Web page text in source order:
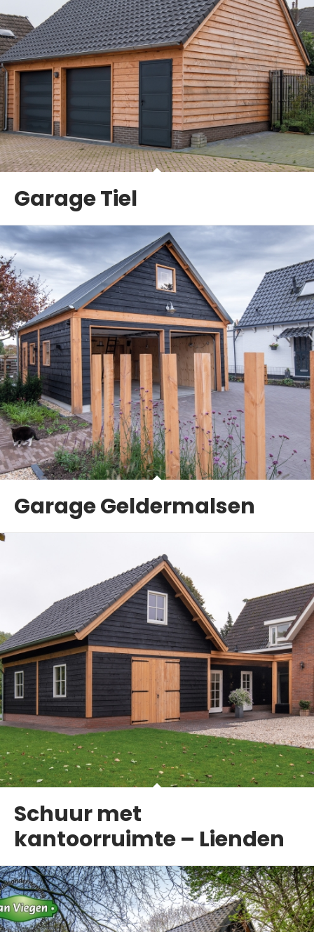
Garage Tiel
Garage Geldermalsen
Schuur met
kantoorruimte – Lienden